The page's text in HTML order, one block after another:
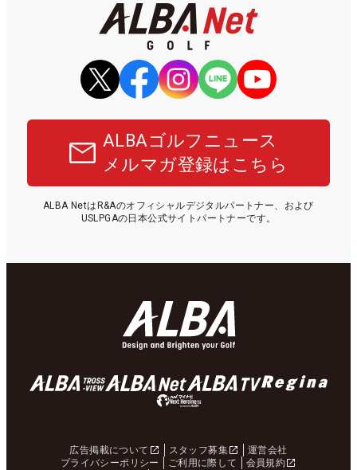
ALBAゴルフニュース
メルマガ登録はこちら
ALBA NetはR&Aのオフィシャルデジタルパートナー、および
USLPGAの日本公式サイトパートナーです。
広告掲載について スタッフ募集
運営会社
プライバシーポリシー
ご利用に際して 会員規約